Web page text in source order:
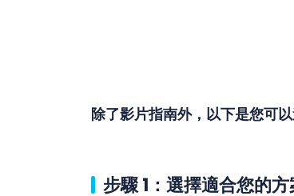
除了影片指南外，以下是您可
步驟 1：選擇適合您的